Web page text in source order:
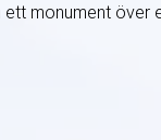
monument över